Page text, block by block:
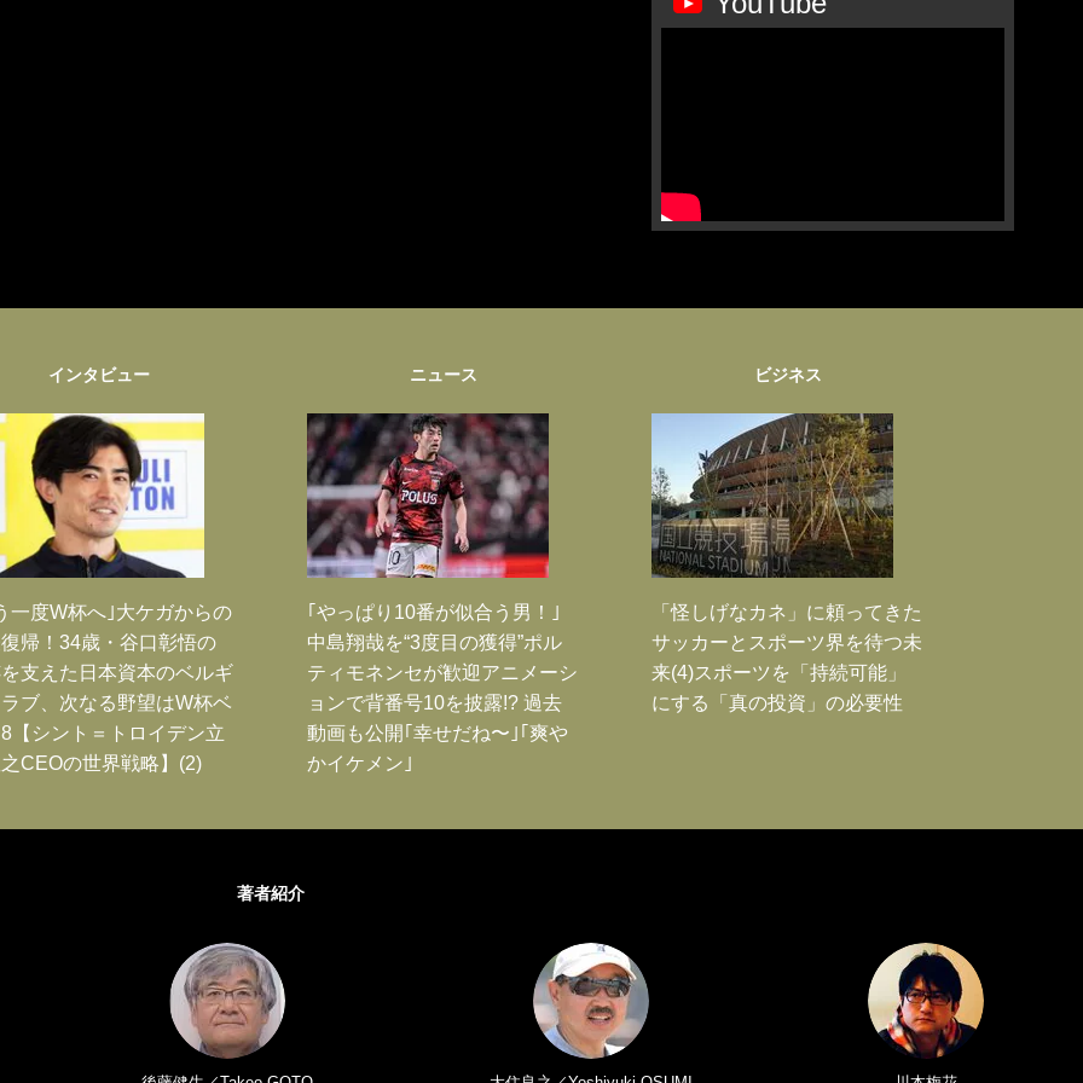
インタビュー
一度W杯へ｣大ケガからの
帰！34歳・谷口彰悟の
支えた日本資本のベルギ
ブ、次なる野望はW杯ベ
【シント＝トロイデン立
CEOの世界戦略】(2)
ニュース
｢やっぱり10番が似合う男！｣
中島翔哉を“3度目の獲得”ポル
ティモネンセが歓迎アニメーシ
ョンで背番号10を披露!? 過去
動画も公開｢幸せだね〜｣｢爽や
かイケメン｣
ビジネス
「怪しげなカネ」に頼ってきた
サッカーとスポーツ界を待つ未
来(4)スポーツを「持続可能」
にする「真の投資」の必要性
著者紹介